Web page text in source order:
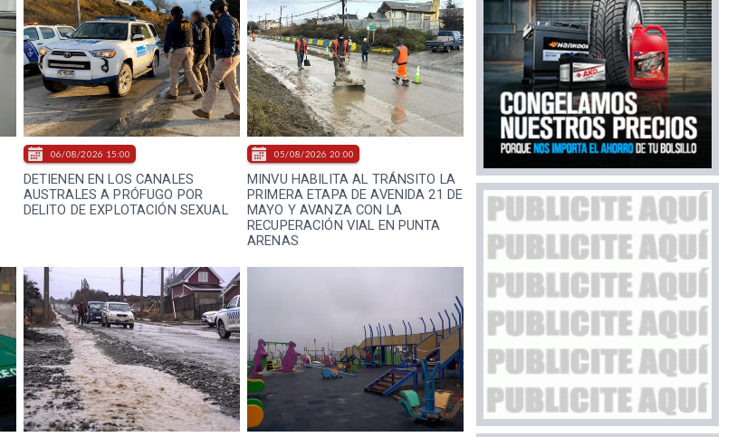
DETIENEN EN LOS CANALES
AUSTRALES A PRÓFUGO POR
DELITO DE EXPLOTACIÓN SEXUAL
06/08/2026 15:00
MINVU HABILITA AL TRÁNSITO LA
PRIMERA ETAPA DE AVENIDA 21 DE
MAYO Y AVANZA CON LA
RECUPERACIÓN VIAL EN PUNTA
ARENAS
05/08/2026 20:00